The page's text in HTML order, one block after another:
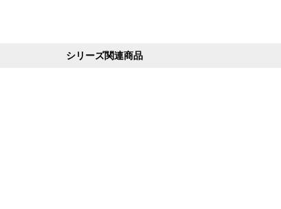
シリーズ関連商品